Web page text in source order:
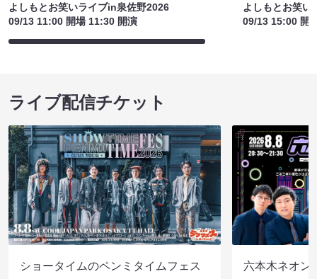
よしもとお笑いライブin泉佐野2026
09/13 11:00 開場 11:30 開演
よしもとお笑
09/13 15:00 開
ライブ配信チケット
ショータイムのペンミタイムフェス
六本木ネオン